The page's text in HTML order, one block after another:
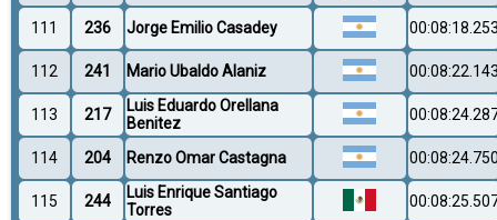
111 236 Jorge Emilio Casadey
112 241 Mario Ubaldo Alaniz
113 217
Luis Eduardo Orellana
Benitez
114 204 Renzo Omar Castagna
115 244
Luis Enrique Santiago
Torres